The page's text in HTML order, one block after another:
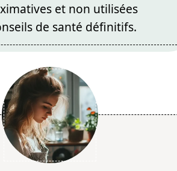
et non utilisées
de santé définitifs.